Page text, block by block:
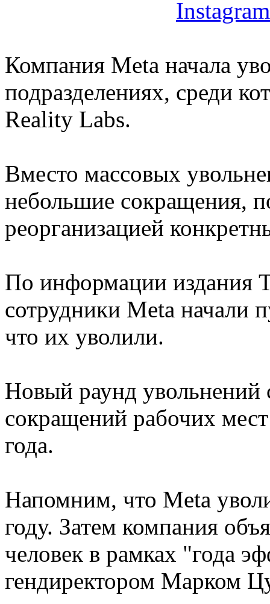
Компания Meta начала
подразделениях, среди
Reality Labs.
Вместо массовых
небольшие сокращения,
реорганизацией
По информации издания
сотрудники Meta начали
что их уволили.
Новый раунд увольнений
сокращений рабочих
года.
Напомним, что Meta
году. Затем компания
человек в рамках "года
гендиректором Марком